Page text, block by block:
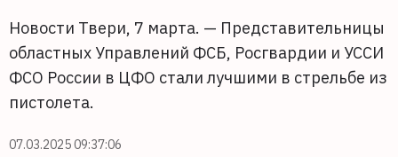
Новости Твери, 7 марта. — Представительницы
областных Управлений ФСБ, Росгвардии и УССИ
ФСО России в ЦФО стали лучшими в стрельбе из
пистолета.
07.03.2025 09:37:06